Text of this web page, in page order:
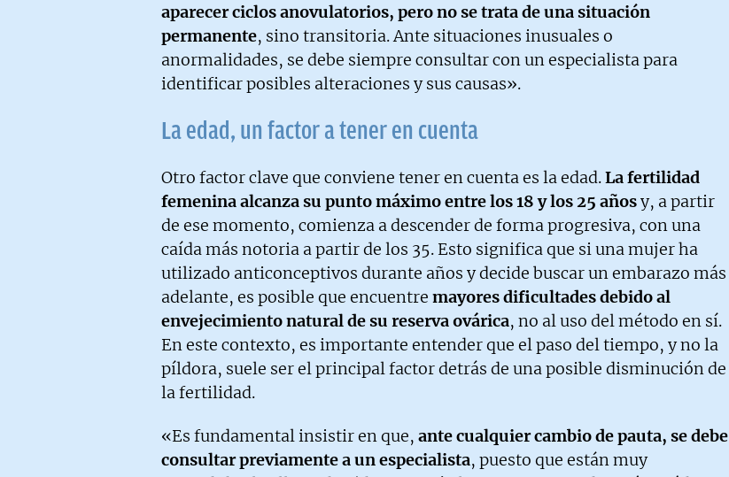
aparecer ciclos anovulatorios, pero no se trata de una situación
permanente, sino transitoria. Ante situaciones inusuales o
anormalidades, se debe siempre consultar con un especialista para
identificar posibles alteraciones y sus causas».
La edad, un factor a tener en cuenta
Otro factor clave que conviene tener en cuenta es la edad.La fertilidad
femenina alcanza su punto máximo entre los 18 y los 25 añosy, a partir
de ese momento, comienza a descender de forma progresiva, con una
caída más notoria a partir de los 35. Esto significa que si una mujer ha
utilizado anticonceptivos durante años y decide buscar un embarazo más
adelante, es posible que encuentre mayores dificultades debido al
envejecimiento natural de su reserva ovárica, no al uso del método en sí.
En este contexto, es importante entender que el paso del tiempo, y no la
píldora, suele ser el principal factor detrás de una posible disminución de
la fertilidad.
«Es fundamental insistir en que, ante cualquier cambio de pauta, se debe
consultar previamente a un especialista, puesto que están muy